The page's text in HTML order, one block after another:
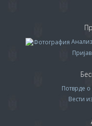
Потврде
Вести